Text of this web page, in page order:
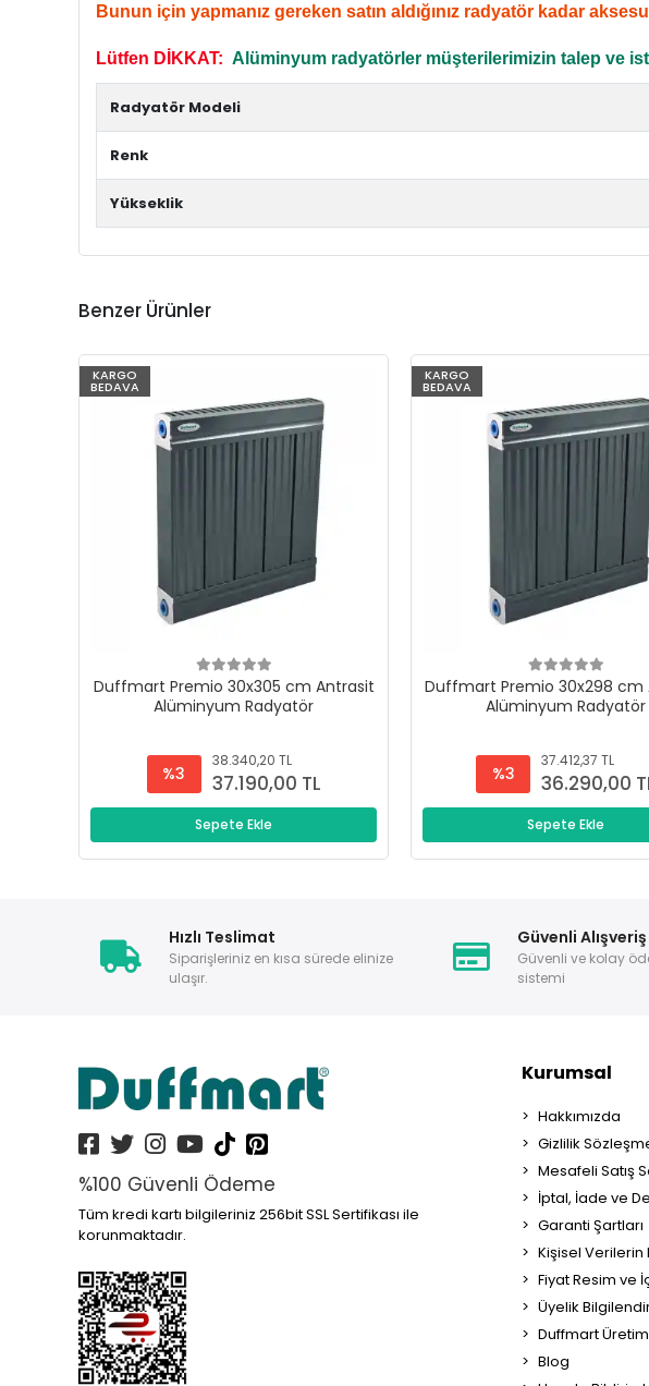
Bunun için yapmanız gereken satın aldığınız radyatör kadar
Lütfen DİKKAT: Alüminyum radyatörler müşterilerimizin talep ve
Radyatör Modeli
Renk
Yükseklik
Benzer Ürünler
KARGO
BEDAVA
Duffmart Premio 30x305 cm Antrasit
Alüminyum Radyatör
%3
38.340,20 TL
37.190,00 TL
Sepete Ekle
KARGO
BEDAVA
Duffmart Premio 30x298 cm
Alüminyum Radyatör
%3
37.412,37 TL
36.290,00
Sepete Ekle
Hızlı Teslimat
Siparişleriniz en kısa sürede elinize
ulaşır.
Güvenli Alışveriş
Güvenli ve kolay
sistemi
%100 Güvenli Ödeme
Tüm kredi kartı bilgileriniz 256bit SSL Sertifikası ile
korunmaktadır.
Kurumsal
Hakkımızda
Gizlilik
Mesafeli Satış
İptal, İade ve
Garanti Şartları
Kişisel Verilerin
Fiyat Resim ve
Üyelik
Duffmart
Blog